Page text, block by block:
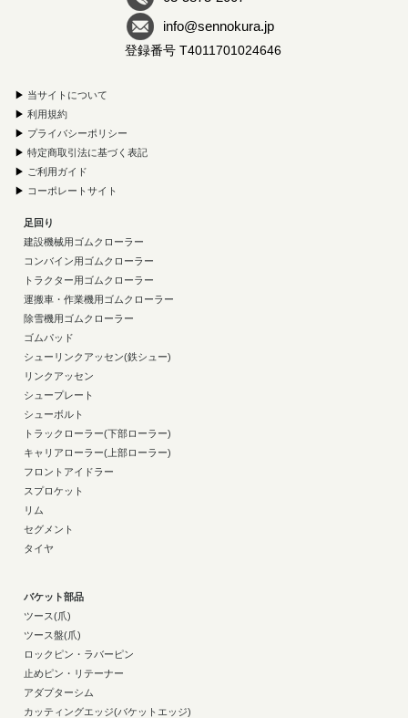
info@sennokura.jp
登録番号 T4011701024646
▶ 当サイトについて
▶ 利用規約
▶ プライバシーポリシー
▶ 特定商取引法に基づく表記
▶ ご利用ガイド
▶ コーポレートサイト
足回り
建設機械用ゴムクローラー
コンバイン用ゴムクローラー
トラクター用ゴムクローラー
運搬車・作業機用ゴムクローラー
除雪機用ゴムクローラー
ゴムパッド
シューリンクアッセン(鉄シュー)
リンクアッセン
シュープレート
シューボルト
トラックローラー(下部ローラー)
キャリアローラー(上部ローラー)
フロントアイドラー
スプロケット
リム
セグメント
タイヤ
バケット部品
ツース(爪)
ツース盤(爪)
ロックピン・ラバーピン
止めピン・リテーナー
アダプターシム
カッティングエッジ(バケットエッジ)